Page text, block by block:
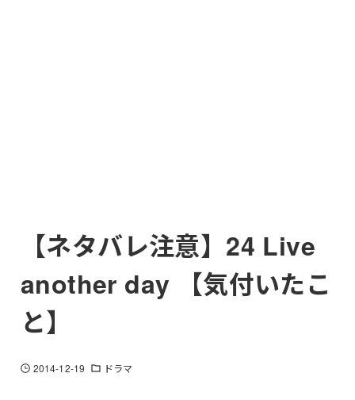
【ネタバレ注意】24 Live
another day 【気付いたこ
と】
2014-12-19 ドラマ